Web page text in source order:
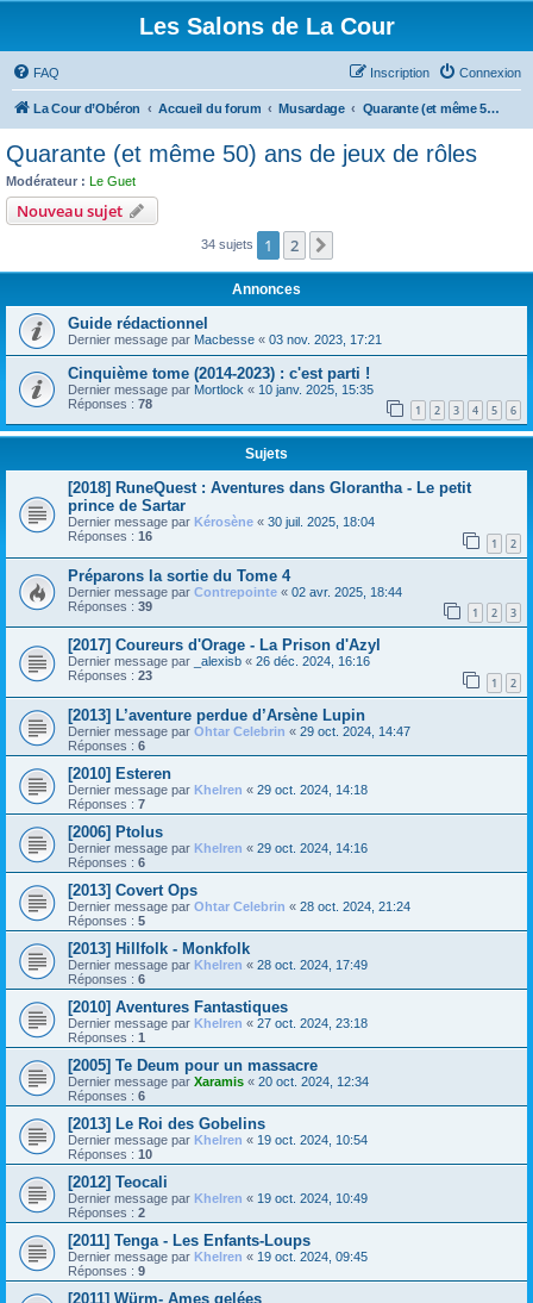
Les Salons de La Cour
FAQ Connexion
Inscription
La Cour d’Obéron Accueil du forum Musardage Quarante (et même 50) ans de jeux de rôles
Quarante (et même 50) ans de jeux de rôles
Modérateur : Le Guet
Nouveau sujet
34 sujets 1 2
Annonces
Guide rédactionnel
Dernier message par Macbesse « 03 nov. 2023, 17:21
Cinquième tome (2014-2023) : c'est parti !
Dernier message par Mortlock « 10 janv. 2025, 15:35
Réponses : 78 1 2 3 4 5 6
Sujets
[2018] RuneQuest : Aventures dans Glorantha - Le petit
prince de Sartar
Dernier message par Kérosène « 30 juil. 2025, 18:04
Réponses : 16 1 2
Préparons la sortie du Tome 4
Dernier message par Contrepointe « 02 avr. 2025, 18:44
Réponses : 39 1 2 3
[2017] Coureurs d'Orage - La Prison d'Azyl
Dernier message par _alexisb « 26 déc. 2024, 16:16
Réponses : 23 1 2
[2013] L’aventure perdue d’Arsène Lupin
Dernier message par Ohtar Celebrin « 29 oct. 2024, 14:47
Réponses : 6
[2010] Esteren
Dernier message par Khelren « 29 oct. 2024, 14:18
Réponses : 7
[2006] Ptolus
Dernier message par Khelren « 29 oct. 2024, 14:16
Réponses : 6
[2013] Covert Ops
Dernier message par Ohtar Celebrin « 28 oct. 2024, 21:24
Réponses : 5
[2013] Hillfolk - Monkfolk
Dernier message par Khelren « 28 oct. 2024, 17:49
Réponses : 6
[2010] Aventures Fantastiques
Dernier message par Khelren « 27 oct. 2024, 23:18
Réponses : 1
[2005] Te Deum pour un massacre
Dernier message par Xaramis « 20 oct. 2024, 12:34
Réponses : 6
[2013] Le Roi des Gobelins
Dernier message par Khelren « 19 oct. 2024, 10:54
Réponses : 10
[2012] Teocali
Dernier message par Khelren « 19 oct. 2024, 10:49
Réponses : 2
[2011] Tenga - Les Enfants-Loups
Dernier message par Khelren « 19 oct. 2024, 09:45
Réponses : 9
[2011] Würm- Ames gelées